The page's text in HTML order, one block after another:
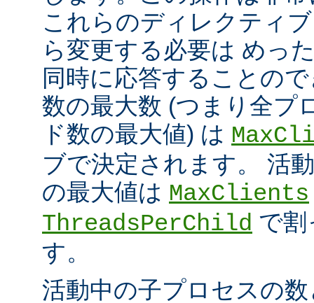
これらのディレクティ
ら変更する必要は めっ
同時に応答することの
数の最大数 (つまり全プ
ド数の最大値) は
ブで決定されます。 活
の最大値は MaxClients
ThreadsPerChild で割
す。
活動中の子プロセスの